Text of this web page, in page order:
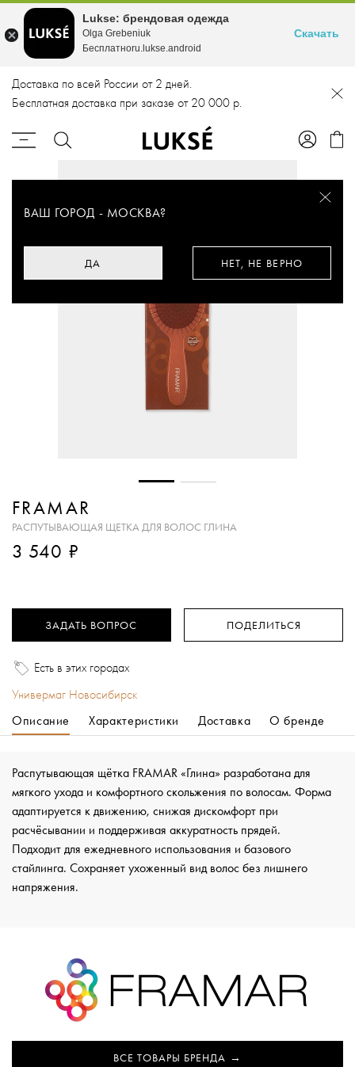
Доставка по всей России от 2 дней.
Бесплатная доставка при заказе от 20 000 р.
ВАШ ГОРОД - МОСКВА?
ДА НЕТ, НЕ ВЕРНО
FRAMAR
РАСПУТЫВАЮЩАЯ ЩЕТКА ДЛЯ ВОЛОС ГЛИНА
3 540 ₽
ЗАДАТЬ ВОПРОС ПОДЕЛИТЬСЯ
Есть в этих городах
Универмаг Новосибирск
Описание
Характеристики Доставка О бренде
Распутывающая щётка FRAMAR «Глина» разработана для
мягкого ухода и комфортного скольжения по волосам. Форма
адаптируется к движению, снижая дискомфорт при
расчёсывании и поддерживая аккуратность прядей.
Подходит для ежедневного использования и базового
стайлинга. Сохраняет ухоженный вид волос без лишнего
напряжения.
ВСЕ ТОВАРЫ БРЕНДА
Lukse: брендовая одежда
Olga Grebeniuk
Бесплатноru.lukse.android
Скачать